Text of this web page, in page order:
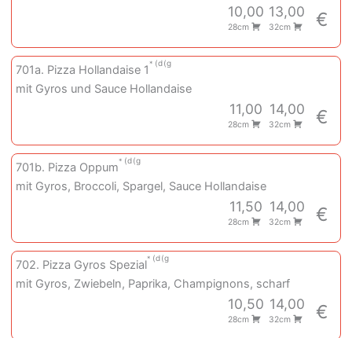
10,00
28cm
13,00
32cm €
701a. Pizza Hollandaise 1
d g
mit Gyros und Sauce Hollandaise
11,00
28cm
14,00
32cm €
701b. Pizza Oppum
d g
mit Gyros, Broccoli, Spargel, Sauce Hollandaise
11,50
28cm
14,00
32cm €
702. Pizza Gyros Spezial
d g
mit Gyros, Zwiebeln, Paprika, Champignons, scharf
10,50
28cm
14,00
32cm €